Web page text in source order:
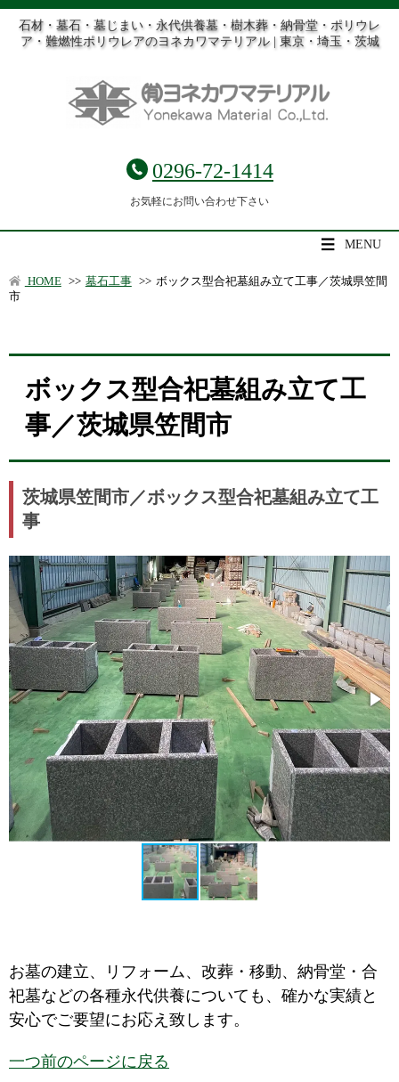
石材・墓石・墓じまい・永代供養墓・樹木葬・納骨堂・ポリウレ
ア・難燃性ポリウレアのヨネカワマテリアル | 東京・埼玉・茨城
0296-72-1414
お気軽にお問い合わせ下さい
MENU
HOME >> 墓石工事 >> ボックス型合祀墓組み立て工事／茨城県笠間
市
ボックス型合祀墓組み立て工
事／茨城県笠間市
茨城県笠間市／ボックス型合祀墓組み立て工
事
お墓の建立、リフォーム、改葬・移動、納骨堂・合
祀墓などの各種永代供養についても、確かな実績と
安心でご要望にお応え致します。
一つ前のページに戻る